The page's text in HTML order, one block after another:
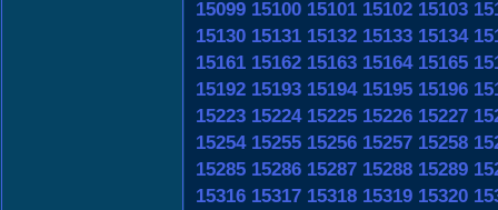
15099 15100 15101 15102 15103
15130 15131 15132 15133 15134
15161 15162 15163 15164 15165
15192 15193 15194 15195 15196
15223 15224 15225 15226 15227
15254 15255 15256 15257 15258
15285 15286 15287 15288 15289
15316 15317 15318 15319 15320